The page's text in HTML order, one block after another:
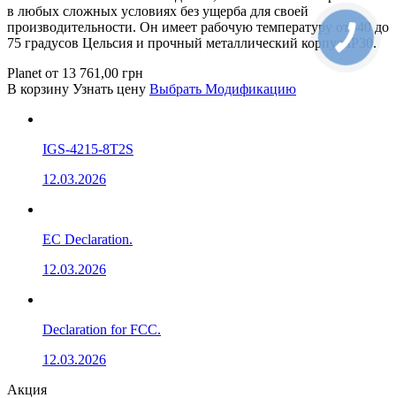
в любых сложных условиях без ущерба для своей
производительности. Он имеет рабочую температуру от -40 до
75 градусов Цельсия и прочный металлический корпус IP30.
Planet от 13 761,00 грн
В корзину Узнать цену Выбрать Модификацию
IGS-4215-8T2S
12.03.2026
EC Declaration.
12.03.2026
Declaration for FCC.
12.03.2026
Акция